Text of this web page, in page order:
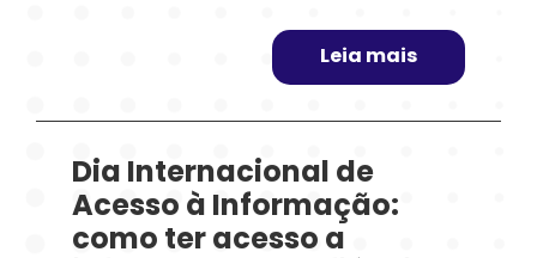
Leia mais
Dia Internacional de
Acesso à Informação:
como ter acesso a